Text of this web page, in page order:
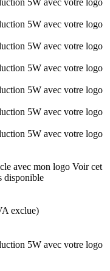
avec mon logo Voir cet
disponible
exclue)